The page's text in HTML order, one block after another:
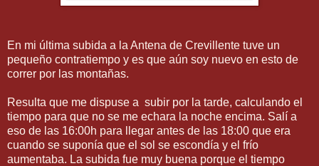
En mi última subida a la Antena de Crevillente tuve un
pequeño contratiempo y es que aún soy nuevo en esto de
correr por las montañas.
Resulta que me dispuse a subir por la tarde, calculando el
tiempo para que no se me echara la noche encima. Salí a
eso de las 16:00h para llegar antes de las 18:00 que era
cuando se suponía que el sol se escondía y el frío
aumentaba. La subida fue muy buena porque el tiempo